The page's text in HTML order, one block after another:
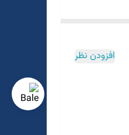
افزودن نظر